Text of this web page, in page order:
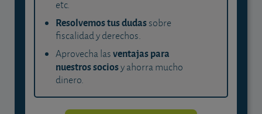
etc.
Resolvemos tus dudassobre
fiscalidad y derechos.
Aprovecha lasventajas para
nuestros sociosy ahorra mucho
dinero.